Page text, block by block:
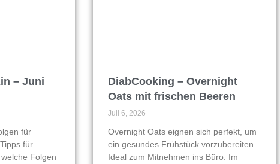
– Juni
für
für
Folgen
DiabCooking – Overnight
Oats mit frischen Beeren
Juli 6, 2026
Overnight Oats eignen sich perfekt, um
ein gesundes Frühstück vorzubereiten.
Ideal zum Mitnehmen ins Büro. Im